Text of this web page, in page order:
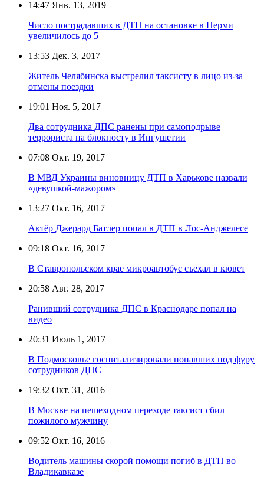
14:47 Янв. 13, 2019
Число пострадавших в ДТП на остановке в Перми
увеличилось до 5
13:53 Дек. 3, 2017
Житель Челябинска выстрелил таксисту в лицо из-за
отмены поездки
19:01 Ноя. 5, 2017
Два сотрудника ДПС ранены при самоподрыве
террориста на блокпосту в Ингушетии
07:08 Окт. 19, 2017
В МВД Украины виновницу ДТП в Харькове назвали
«девушкой-мажором»
13:27 Окт. 16, 2017
Актёр Джерард Батлер попал в ДТП в Лос-Анджелесе
09:18 Окт. 16, 2017
В Ставропольском крае микроавтобус съехал в кювет
20:58 Авг. 28, 2017
Ранивший сотрудника ДПС в Краснодаре попал на
видео
20:31 Июль 1, 2017
В Подмосковье госпитализировали попавших под фуру
сотрудников ДПС
19:32 Окт. 31, 2016
В Москве на пешеходном переходе таксист сбил
пожилого мужчину
09:52 Окт. 16, 2016
Водитель машины скорой помощи погиб в ДТП во
Владикавказе